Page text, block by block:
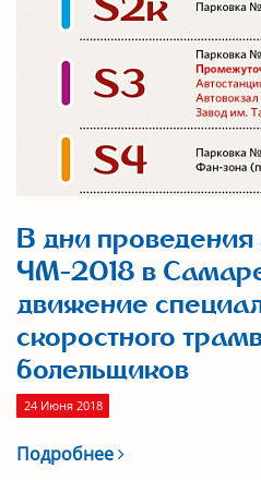
В дни
ЧМ-2018 в
движение
скоростного
болельщиков
24 Июня 2018
Подробнее